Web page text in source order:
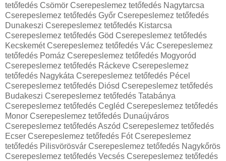
tetőfedés Csömör Cserepeslemez tetőfedés Nagytarcsa
Cserepeslemez tetőfedés Győr Cserepeslemez tetőfedés
Dunakeszi Cserepeslemez tetőfedés Kistarcsa
Cserepeslemez tetőfedés Göd Cserepeslemez tetőfedés
Kecskemét Cserepeslemez tetőfedés Vác Cserepeslemez
tetőfedés Pomáz Cserepeslemez tetőfedés Mogyoród
Cserepeslemez tetőfedés Ráckeve Cserepeslemez
tetőfedés Nagykáta Cserepeslemez tetőfedés Pécel
Cserepeslemez tetőfedés Diósd Cserepeslemez tetőfedés
Budakeszi Cserepeslemez tetőfedés Tatabánya
Cserepeslemez tetőfedés Cegléd Cserepeslemez tetőfedés
Monor Cserepeslemez tetőfedés Dunaújváros
Cserepeslemez tetőfedés Aszód Cserepeslemez tetőfedés
Ecser Cserepeslemez tetőfedés Fót Cserepeslemez
tetőfedés Pilisvörösvár Cserepeslemez tetőfedés Nagykőrös
Cserepeslemez tetőfedés Vecsés Cserepeslemez tetőfedés